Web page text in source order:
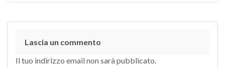
Lascia un commento
Il tuo indirizzo email non sarà pubblicato.